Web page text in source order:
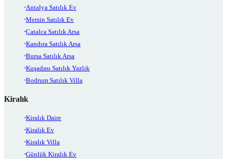
Antalya Satılık Ev
Mersin Satılık Ev
Çatalca Satılık Arsa
Kandıra Satılık Arsa
Bursa Satılık Arsa
Kuşadası Satılık Yazlık
Bodrum Satılık Villa
Kiralık
Kiralık Daire
Kiralık Ev
Kiralık Villa
Günlük Kiralık Ev